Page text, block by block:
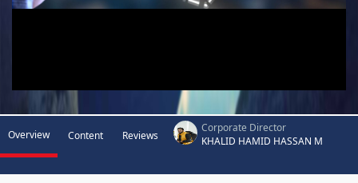
Overview Content Reviews
Corporate Director
KHALID HAMID HASSAN M